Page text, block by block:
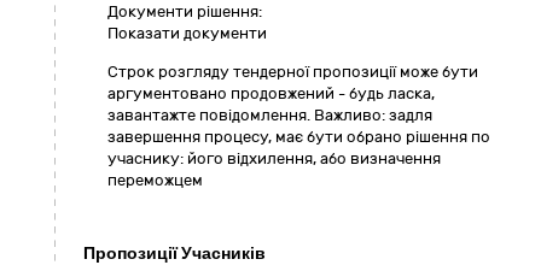
Документи рішення:
Показати документи
Cтрок розгляду тендерної пропозиції може бути
аргументовано продовжений - будь ласка,
завантажте повідомлення. Важливо: задля
завершення процесу, має бути обрано рішення по
учаснику: його відхилення, або визначення
переможцем
Пропозиції Учасників